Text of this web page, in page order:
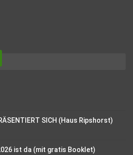
SICH (Haus Ripshorst)
ist da (mit gratis Booklet)